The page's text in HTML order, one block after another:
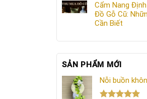
Cẩm Nang
Đồ Gỗ Cũ:
Cần Biết
SẢN PHẨM MỚI
Nỗi buồn